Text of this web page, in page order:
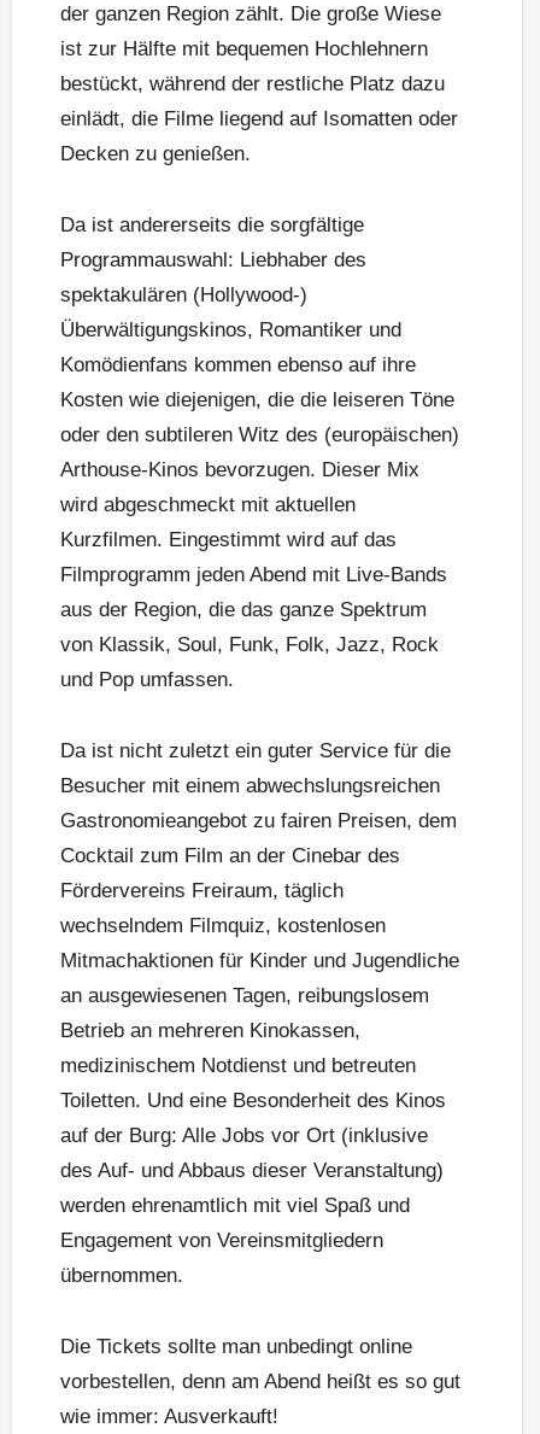
der ganzen Region zählt. Die große Wiese
ist zur Hälfte mit bequemen Hochlehnern
bestückt, während der restliche Platz dazu
einlädt, die Filme liegend auf Isomatten oder
Decken zu genießen.
Da ist andererseits die sorgfältige
Programmauswahl: Liebhaber des
spektakulären (Hollywood-)
Überwältigungskinos, Romantiker und
Komödienfans kommen ebenso auf ihre
Kosten wie diejenigen, die die leiseren Töne
oder den subtileren Witz des (europäischen)
Arthouse-Kinos bevorzugen. Dieser Mix
wird abgeschmeckt mit aktuellen
Kurzfilmen. Eingestimmt wird auf das
Filmprogramm jeden Abend mit Live-Bands
aus der Region, die das ganze Spektrum
von Klassik, Soul, Funk, Folk, Jazz, Rock
und Pop umfassen.
Da ist nicht zuletzt ein guter Service für die
Besucher mit einem abwechslungsreichen
Gastronomieangebot zu fairen Preisen, dem
Cocktail zum Film an der Cinebar des
Fördervereins Freiraum, täglich
wechselndem Filmquiz, kostenlosen
Mitmachaktionen für Kinder und Jugendliche
an ausgewiesenen Tagen, reibungslosem
Betrieb an mehreren Kinokassen,
medizinischem Notdienst und betreuten
Toiletten. Und eine Besonderheit des Kinos
auf der Burg: Alle Jobs vor Ort (inklusive
des Auf- und Abbaus dieser Veranstaltung)
werden ehrenamtlich mit viel Spaß und
Engagement von Vereinsmitgliedern
übernommen.
Die Tickets sollte man unbedingt online
vorbestellen, denn am Abend heißt es so gut
wie immer: Ausverkauft!